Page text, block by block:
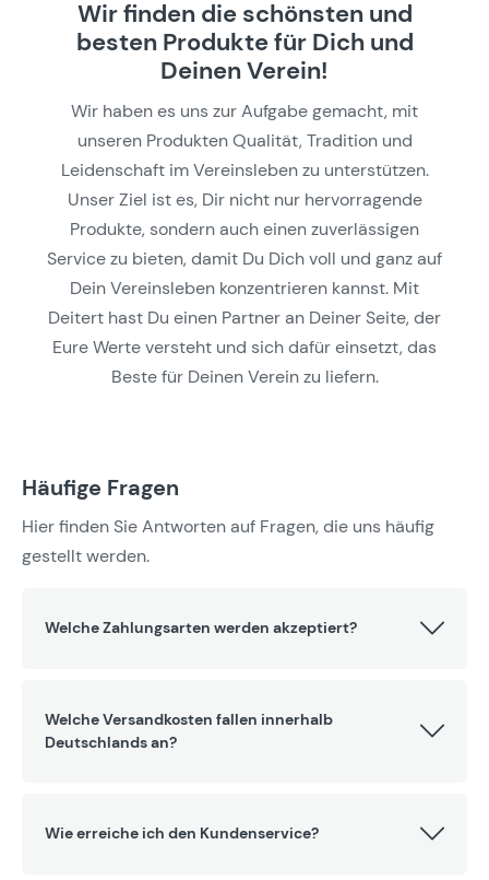
Wir finden die schönsten und
besten Produkte für Dich und
Deinen Verein!
Wir haben es uns zur Aufgabe gemacht, mit
unseren Produkten Qualität, Tradition und
Leidenschaft im Vereinsleben zu unterstützen.
Unser Ziel ist es, Dir nicht nur hervorragende
Produkte, sondern auch einen zuverlässigen
Service zu bieten, damit Du Dich voll und ganz auf
Dein Vereinsleben konzentrieren kannst. Mit
Deitert hast Du einen Partner an Deiner Seite, der
Eure Werte versteht und sich dafür einsetzt, das
Beste für Deinen Verein zu liefern.
Häufige Fragen
Hier finden Sie Antworten auf Fragen, die uns häufig
gestellt werden.
Welche Zahlungsarten werden akzeptiert?
Welche Versandkosten fallen innerhalb
Deutschlands an?
Wie erreiche ich den Kundenservice?